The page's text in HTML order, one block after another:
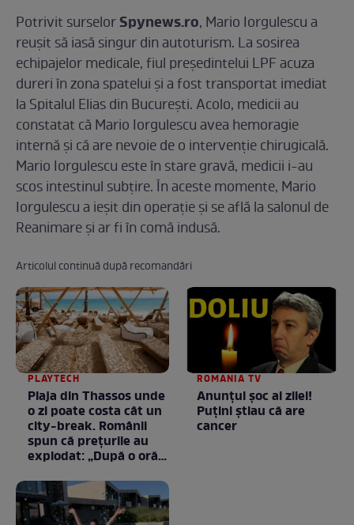
Potrivit surselorSpynews.ro, Mario Iorgulescu a
reușit să iasă singur din autoturism. La sosirea
echipajelor medicale, fiul președintelui LPF acuza
dureri în zona spatelui și a fost transportat imediat
la Spitalul Elias din București. Acolo, medicii au
constatat că Mario Iorgulescu avea hemoragie
internă și că are nevoie de o intervenție chirugicală.
Mario Iorgulescu este în stare gravă, medicii i-au
scos intestinul subțire. În aceste momente, Mario
Iorgulescu a ieșit din operație și se află la salonul de
Reanimare și ar fi în comă indusă.
Articolul continuă după recomandări
PLAYTECH
Plaja din Thassos unde
o zi poate costa cât un
city-break. Românii
spun că prețurile au
explodat: „După o oră
ROMANIA TV
Anunţul şoc al zilei!
Puţini ştiau că are
cancer